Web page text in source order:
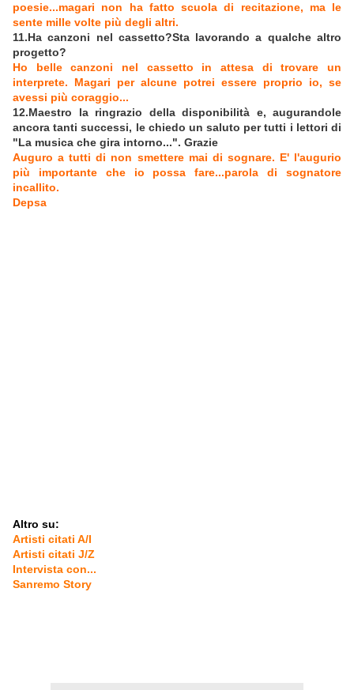
poesie...magari non ha fatto scuola di recitazione, ma le
sente mille volte più degli altri.
11.Ha canzoni nel cassetto?Sta lavorando a qualche altro
progetto?
Ho belle canzoni nel cassetto in attesa di trovare un
interprete. Magari per alcune potrei essere proprio io, se
avessi più coraggio...
12.Maestro la ringrazio della disponibilità e, augurandole
ancora tanti successi, le chiedo un saluto per tutti i lettori di
"La musica che gira intorno...". Grazie
Auguro a tutti di non smettere mai di sognare. E' l'augurio
più importante che io possa fare...parola di sognatore
incallito.
Depsa
Altro su:
Artisti citati A/I
Artisti citati J/Z
Intervista con...
Sanremo Story